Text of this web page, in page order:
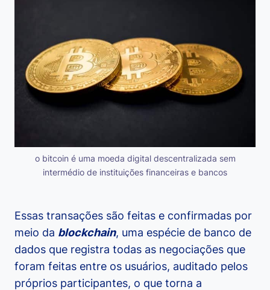
o bitcoin é uma moeda digital descentralizada sem
intermédio de instituições financeiras e bancos
Essas transações são feitas e confirmadas por
meio da blockchain, uma espécie de banco de
dados que registra todas as negociações que
foram feitas entre os usuários, auditado pelos
próprios participantes, o que torna a